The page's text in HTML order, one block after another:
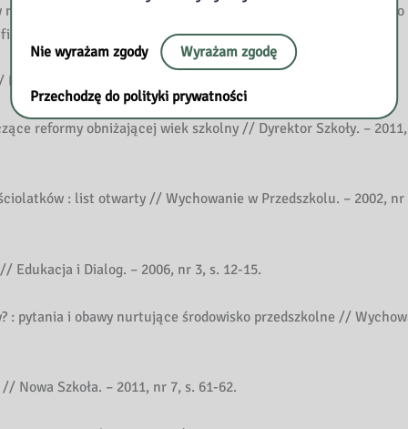
temat obniżenia do 6 lat wieku podjęcia obowiązku szkolnego
i postawy ciała) // Lider. – 2011, nr 11/12, s. 21-25.
i Dialog. – 2006, nr 3, s. 8-12.
reformy obniżającej wiek szkolny // Dyrektor Szkoły. –
: list otwarty // Wychowanie w Przedszkolu. – 2002, nr
Edukacja i Dialog. – 2006, nr 3, s. 12-15.
: pytania i obawy nurtujące środowisko przedszkolne //
Szkoła. – 2011, nr 7, s. 61-62.
Nie wyrażam zgody Wyrażam zgodę
Przechodzę do polityki prywatności